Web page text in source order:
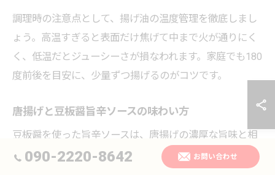
調理時の注意点として、揚げ油の温度管理を徹底しまし
ょう。高温すぎると表面だけ焦げて中まで火が通りにく
く、低温だとジューシーさが損なわれます。家庭でも180
度前後を目安に、少量ずつ揚げるのがコツです。
唐揚げと豆板醤旨辛ソースの味わい方
豆板醤を使った旨辛ソースは、唐揚げの濃厚な旨味と相
性抜群です。豆板醤のピリッとした辛さが、ジューシー
090-2220-8642 お問い合わせ